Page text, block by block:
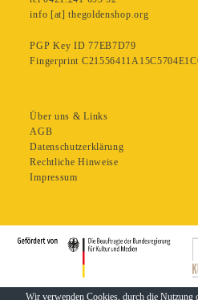
info [at] thegoldenshop.org
PGP Key ID 77EB7D79
Fingerprint
Über uns & Links
AGB
Datenschutzerklärung
Rechtliche Hinweise
Impressum
Wir verwenden Cookies, durch die Nutzung